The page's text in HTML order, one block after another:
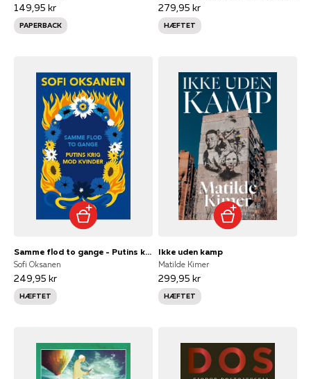
149,95 kr
PAPERBACK
279,95 kr
HÆFTET
Samme flod to gange - Putins krig mod kvinder
Sofi Oksanen
249,95 kr
HÆFTET
Ikke uden kamp
Matilde Kimer
299,95 kr
HÆFTET